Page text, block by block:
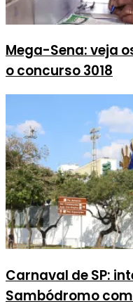
Mega-Sena: veja
o concurso 3018
Carnaval de SP:
Sambódromo